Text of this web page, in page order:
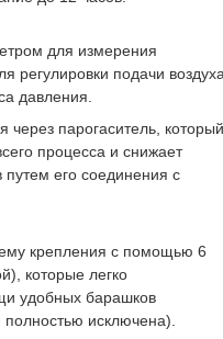
для измерения
подачи
давления.
через парогаситель, который
процесса и снижает
путем его соединения с
крепления с помощью 6
которые легко
удобных барашков
исключена).